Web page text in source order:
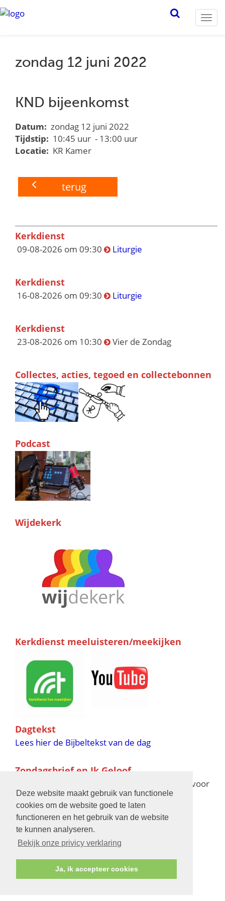
Deze website maakt gebruik van functionele
cookies om de website goed te laten
functioneren en het gebruik van de website
te kunnen analyseren.
Bekijk onze privicy verklaring
Ja, ik accepteer cookies
zondag 12 juni 2022
KND bijeenkomst
Datum: zondag 12 juni 2022
Tijdstip: 10:45 uur - 13:00 uur
Locatie: KR Kamer
terug
Kerkdienst
09-08-2026 om 09:30 Liturgie
Kerkdienst
16-08-2026 om 09:30 Liturgie
Kerkdienst
23-08-2026 om 10:30 Vier de Zondag
Collectes, acties, tegoed en collectebonnen
Podcast
Wijdekerk
Kerkdienst meeluisteren/meekijken
Dagtekst
Lees hier de Bijbeltekst van de dag
Zondagsbrief en Ik Geloof
voor
de verschijningsdata in 2025 en 2026
Bijbelschool